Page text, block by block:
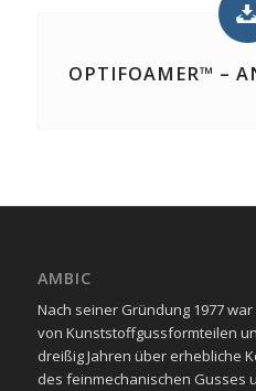
OPTIFOAMER™ –
AMBIC
Nach seiner Gründung 1977
von Kunststoffgussformteilen
dreißig Jahren über erhebliche
des feinmechanischen Gusses